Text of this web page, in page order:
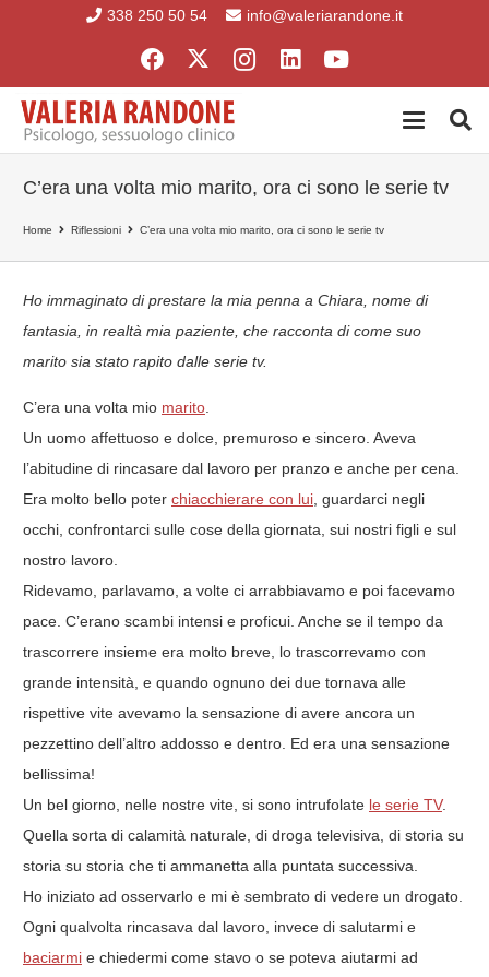
338 250 50 54 info@valeriarandone.it
C’era una volta mio marito, ora ci sono le serie tv
Home Riflessioni C’era una volta mio marito, ora ci sono le serie tv
Ho immaginato di prestare la mia penna a Chiara, nome di
fantasia, in realtà mia paziente, che racconta di come suo
marito sia stato rapito dalle serie tv.
C’era una volta mio marito
Un uomo affettuoso e dolce, premuroso e sincero. Aveva
l’abitudine di rincasare dal lavoro per pranzo e anche per cena.
Era molto bello poter chiacchierare con lui , guardarci negli
occhi, confrontarci sulle cose della giornata, sui nostri figli e sul
nostro lavoro.
Ridevamo, parlavamo, a volte ci arrabbiavamo e poi facevamo
pace. C’erano scambi intensi e proficui. Anche se il tempo da
trascorrere insieme era molto breve, lo trascorrevamo con
grande intensità, e quando ognuno dei due tornava alle
rispettive vite avevamo la sensazione di avere ancora un
pezzettino dell’altro addosso e dentro. Ed era una sensazione
bellissima!
Un bel giorno, nelle nostre vite, si sono intrufolate le serie TV.
Quella sorta di calamità naturale, di droga televisiva, di storia su
storia su storia che ti ammanetta alla puntata successiva.
Ho iniziato ad osservarlo e mi è sembrato di vedere un drogato.
Ogni qualvolta rincasava dal lavoro, invece di salutarmi e
baciarmi e chiedermi come stavo o se poteva aiutarmi ad